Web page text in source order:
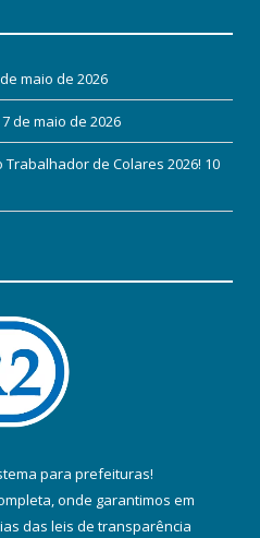
maio de 2026
7 de maio de 2026
Trabalhador de Colares 2026! 10
para prefeituras!
onde garantimos em
das leis de transparência